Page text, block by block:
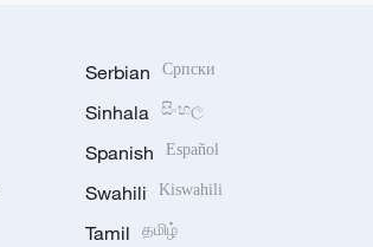
Serbian Српски
Sinhala සිංහල
Spanish Español
Swahili Kiswahili
Tamil தமிழ்